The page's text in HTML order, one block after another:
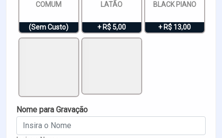
COMUM
(Sem Custo)
LATÃO
+ R$ 5,00
BLACK PIANO
+ R$ 13,00
Nome para Gravação